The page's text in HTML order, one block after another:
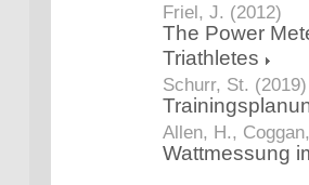
Friel, J. (2012)
The Power
Triathletes
Schurr, St. (2019)
Allen, H.,
Wattmessung